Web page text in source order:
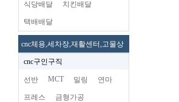
식당배달 치킨배달
택배배달
cnc체용,세차장,재활센터,고물상
cnc구인구직
선반 MCT 밀링 연마
프레스 금형가공